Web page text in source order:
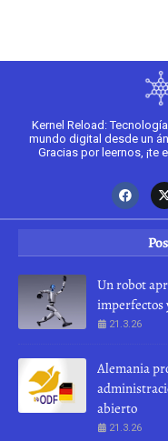
Kernel Reload:
mundo digital desde un
Gracias por leernos, ¡te
Un robot
imperfectos
21.3.26
Alemania
abierto
21.3.26